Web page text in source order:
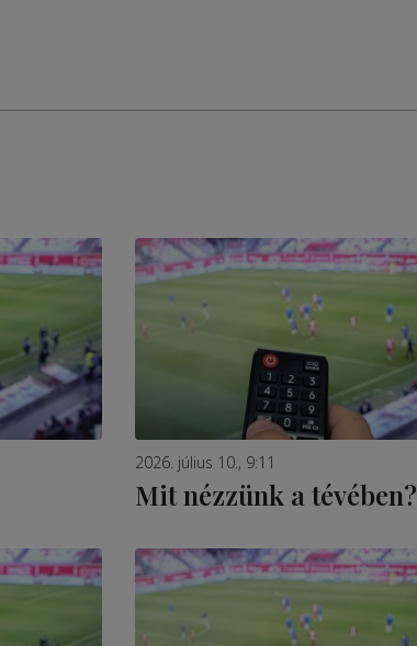
2026. július 10., 9:11
Mit nézzünk a tévében?